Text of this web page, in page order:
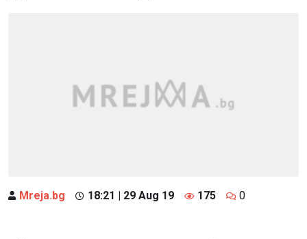
Mreja.bg 18:21 | 29 Aug 19 175 0